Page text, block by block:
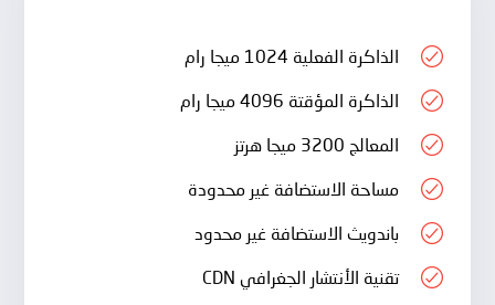
الذاكرة الفعلية 1024 ميجا رام
الذاكرة المؤقتة 4096 ميجا رام
المعالج 3200 ميجا هرتز
مساحة الاستضافة غير محدودة
باندويث الاستضافة غير محدود
تقنية الأنتشار الجغرافي CDN